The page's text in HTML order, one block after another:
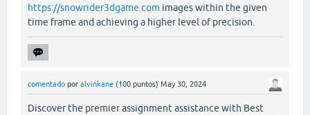
https://snowrider3dgame.com images within the given
time frame and achieving a higher level of precision.
comentado por alvinkane (100 puntos) May 30, 2024
Discover the premier assignment assistance with Best